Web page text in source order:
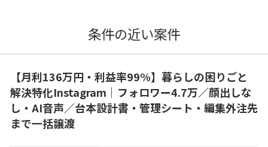
条件の近い案件
【月利136万円・利益率99%】暮らしの困りごと
解決特化Instagram｜フォロワー4.7万／顔出しな
し・AI音声／台本設計書・管理シート・編集外注先
まで一括譲渡